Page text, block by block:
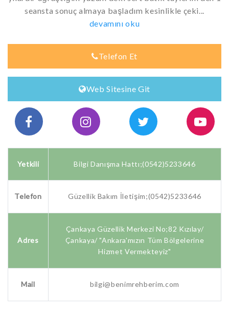
seansta sonuç almaya başladım kesinlikle çeki...
devamını oku
Telefon Et
Web Sitesine Git
Yetkili Bilgi Danışma Hattı;(0542)5233646
Telefon Güzellik Bakım İletişim;(0542)5233646
Adres
Çankaya Güzellik Merkezi No;82 Kızılay/
Çankaya/ "Ankara'mızın Tüm Bölgelerine
Hizmet Vermekteyiz"
Mail bilgi@benimrehberim.com